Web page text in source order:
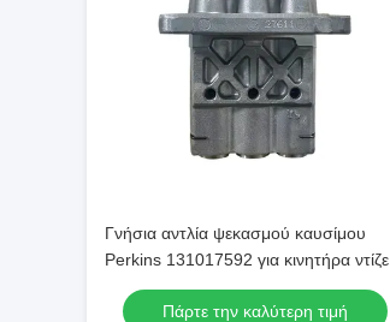
Γνήσια αντλία ψεκασμού καυσίμου
Perkins 131017592 για κινητήρα ντίζελ
403D
Πάρτε την καλύτερη τιμή